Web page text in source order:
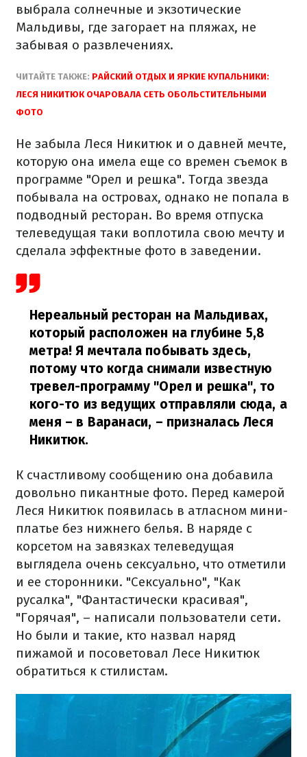
выбрала солнечные и экзотические
Мальдивы, где загорает на пляжах, не
забывая о развлечениях.
ЧИТАЙТЕ ТАКЖЕ: РАЙСКИЙ ОТДЫХ И ЯРКИЕ КУПАЛЬНИКИ:
ЛЕСЯ НИКИТЮК ОЧАРОВАЛА СЕТЬ ОБОЛЬСТИТЕЛЬНЫМИ
ФОТО
Не забыла Леся Никитюк и о давней мечте,
которую она имела еще со времен съемок в
программе "Орел и решка". Тогда звезда
побывала на островах, однако не попала в
подводный ресторан. Во время отпуска
телеведущая таки воплотила свою мечту и
сделала эффектные фото в заведении.
Нереальный ресторан на Мальдивах,
который расположен на глубине 5,8
метра! Я мечтала побывать здесь,
потому что когда снимали известную
тревел-программу "Орел и решка", то
кого-то из ведущих отправляли сюда, а
меня – в Варанаси, – призналась Леся
Никитюк.
К счастливому сообщению она добавила
довольно пикантные фото. Перед камерой
Леся Никитюк появилась в атласном мини-
платье без нижнего белья. В наряде с
корсетом на завязках телеведущая
выглядела очень сексуально, что отметили
и ее сторонники. "Сексуально", "Как
русалка", "Фантастически красивая",
"Горячая", – написали пользователи сети.
Но были и такие, кто назвал наряд
пижамой и посоветовал Лесе Никитюк
обратиться к стилистам.